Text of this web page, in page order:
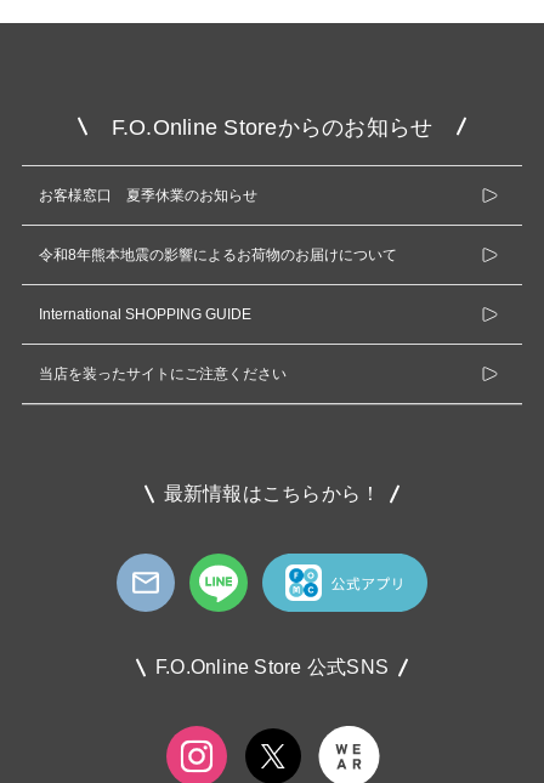
F.O.Online Storeからのお知らせ
お客様窓口 夏季休業のお知らせ
令和8年熊本地震の影響によるお荷物のお届けについて
International SHOPPING GUIDE
当店を装ったサイトにご注意ください
最新情報はこちらから！
F.O.Online Store 公式SNS